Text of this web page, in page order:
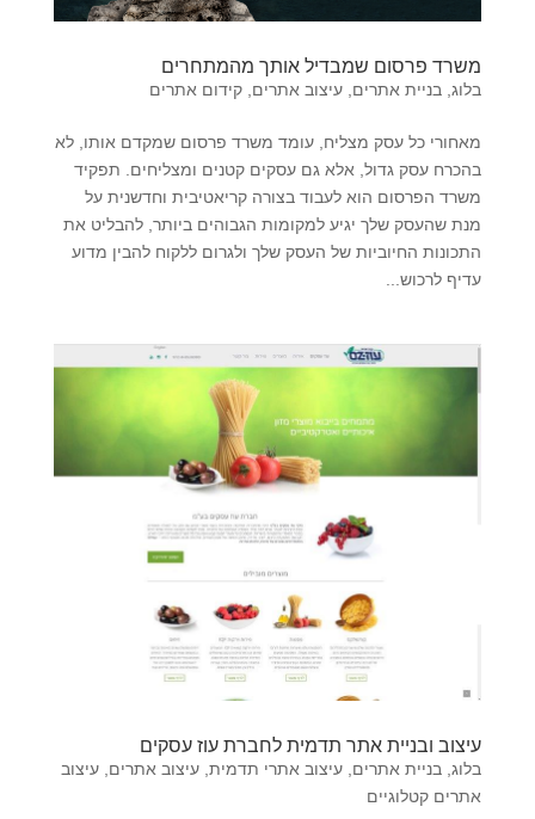
משרד פרסום שמבדיל אותך מהמתחרים
בלוג, בניית אתרים עיצוב אתרים קידום אתרים
מאחורי כל עסק מצליח, עומד משרד פרסום שמקדם אותו, לא
בהכרח עסק גדול, אלא גם עסקים קטנים ומצליחים. תפקיד
משרד הפרסום הוא לעבוד בצורה קריאטיבית וחדשנית על
מנת שהעסק שלך יגיע למקומות הגבוהים ביותר, להבליט את
התכונות החיוביות של העסק שלך ולגרום ללקוח להבין מדוע
עדיף לרכוש...
עיצוב ובניית אתר תדמית לחברת עוז עסקים
בלוג, בניית אתרים עיצוב אתרי תדמית, עיצוב אתרים עיצוב
אתרים קטלוגיים